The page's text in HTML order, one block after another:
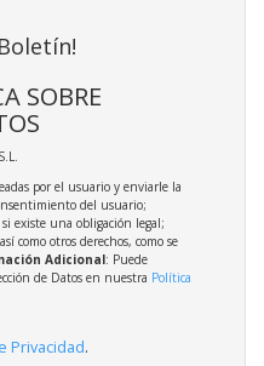
SOBRE
por el usuario y enviarle la
del usuario;
existe una obligación legal;
como otros derechos, como se
Adicional: Puede
de Datos en nuestra Política
Privacidad.